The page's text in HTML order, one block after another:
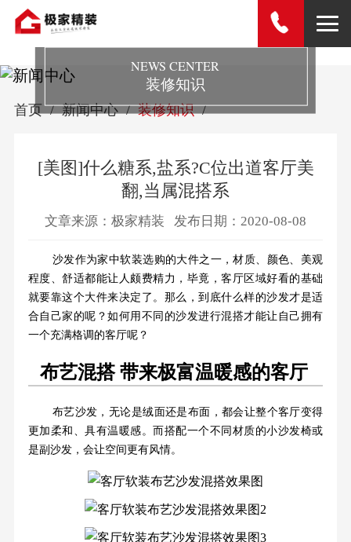
NEWS CENTER
装修知识
首页 新闻中心 装修知识
[美图]什么糖系,盐系?C位出道客厅美
翻,当属混搭系
文章来源：极家精装 发布日期：2020-08-08
沙发作为家中软装选购的大件之一，材质、颜色、美观
程度、舒适都能让人颇费精力，毕竟，客厅区域好看的基础
就要靠这个大件来决定了。那么，到底什么样的沙发才是适
合自己家的呢？如何用不同的沙发进行混搭才能让自己拥有
一个充满格调的客厅呢？
布艺混搭 带来极富温暖感的客厅
布艺沙发，无论是绒面还是布面，都会让整个客厅变得
更加柔和、具有温暖感。而搭配一个不同材质的小沙发椅或
是副沙发，会让空间更有风情。